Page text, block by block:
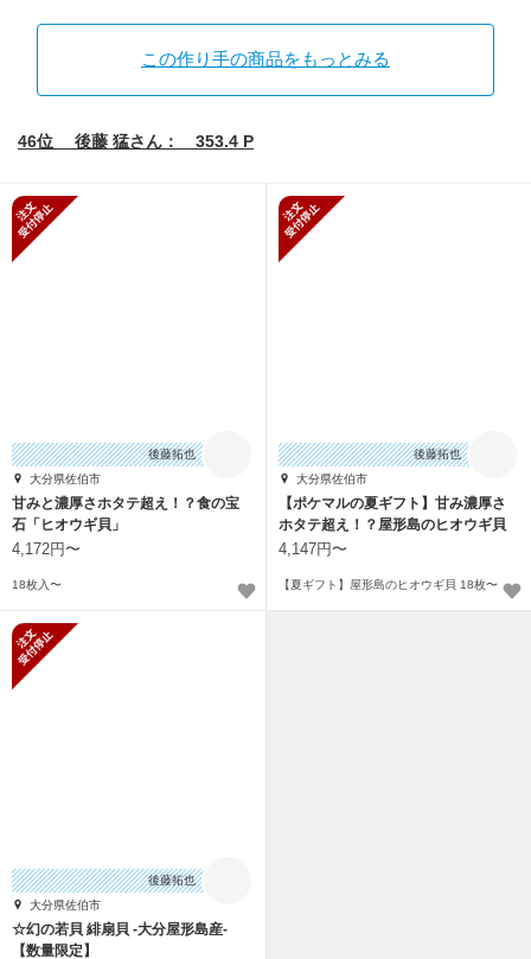
この作り手の商品をもっとみる
46位 後藤 猛さん： 353.4 P
後藤拓也
大分県佐伯市
甘みと濃厚さホタテ超え！？食の宝
石「ヒオウギ貝」
4,172円〜
18枚入〜
後藤拓也
大分県佐伯市
【ポケマルの夏ギフト】甘み濃厚さ
ホタテ超え！？屋形島のヒオウギ貝
4,147円〜
【夏ギフト】屋形島のヒオウギ貝 18枚〜
後藤拓也
大分県佐伯市
☆幻の若貝 緋扇貝 -大分屋形島産-
【数量限定】